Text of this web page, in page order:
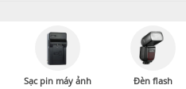
Sạc pin máy ảnh Đèn flash